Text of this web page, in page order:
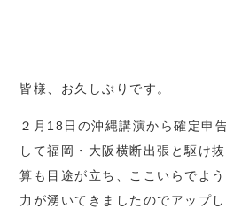
皆様、お久しぶりです。
２月18日の沖縄講演から確定申
して福岡・大阪横断出張と駆け
算も目途が立ち、ここいらでよ
力が湧いてきましたのでアップ